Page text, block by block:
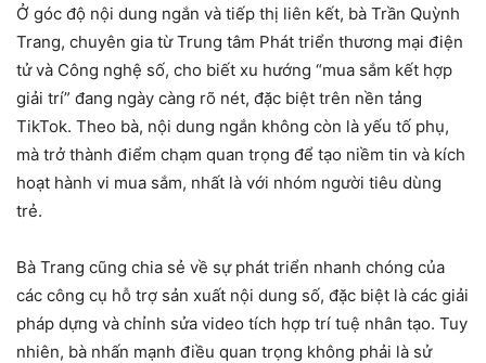
Ở góc độ nội dung ngắn và tiếp thị liên kết, bà Trần Quỳnh
Trang, chuyên gia từ Trung tâm Phát triển thương mại điện
tử và Công nghệ số, cho biết xu hướng “mua sắm kết hợp
giải trí” đang ngày càng rõ nét, đặc biệt trên nền tảng
TikTok. Theo bà, nội dung ngắn không còn là yếu tố phụ,
mà trở thành điểm chạm quan trọng để tạo niềm tin và kích
hoạt hành vi mua sắm, nhất là với nhóm người tiêu dùng
trẻ.
Bà Trang cũng chia sẻ về sự phát triển nhanh chóng của
các công cụ hỗ trợ sản xuất nội dung số, đặc biệt là các giải
pháp dựng và chỉnh sửa video tích hợp trí tuệ nhân tạo. Tuy
nhiên, bà nhấn mạnh điều quan trọng không phải là sử